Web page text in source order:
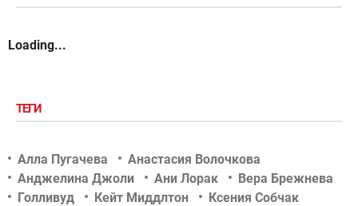
Loading...
ТЕГИ
Алла Пугачева
Анастасия Волочкова
Анджелина Джоли
Ани Лорак
Вера Брежнева
Голливуд
Кейт Миддлтон
Ксения Собчак